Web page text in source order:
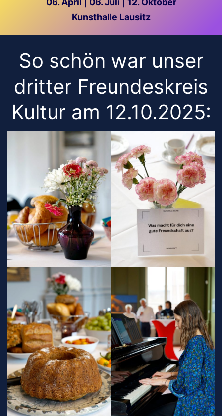
Kunsthalle Lausitz
So schön war unser
dritter Freundeskreis
Kultur am 12.10.2025: